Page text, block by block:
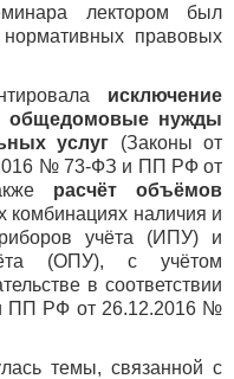
лектором был
правовых
исключение
общедомовые нужды
услуг (Законы от
№ 73-ФЗ и ПП РФ от
расчёт объёмов
комбинациях наличия и
учёта (ИПУ) и
(ОПУ), с учётом
в соответствии
ПП РФ от 26.12.2016 №
темы, связанной с